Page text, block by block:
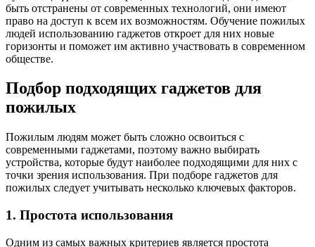
быть отстранены от современных технологий, они имеют
право на доступ к всем их возможностям. Обучение пожилых
людей использованию гаджетов откроет для них новые
горизонты и поможет им активно участвовать в современном
обществе.
Подбор подходящих гаджетов для
пожилых
Пожилым людям может быть сложно освоиться с
современными гаджетами, поэтому важно выбирать
устройства, которые будут наиболее подходящими для них с
точки зрения использования. При подборе гаджетов для
пожилых следует учитывать несколько ключевых факторов.
1. Простота использования
Одним из самых важных критериев является простота